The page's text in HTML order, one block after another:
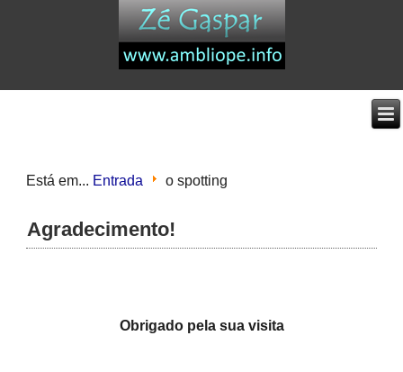
Está em... Entrada o spotting
Agradecimento!
Obrigado pela sua visita